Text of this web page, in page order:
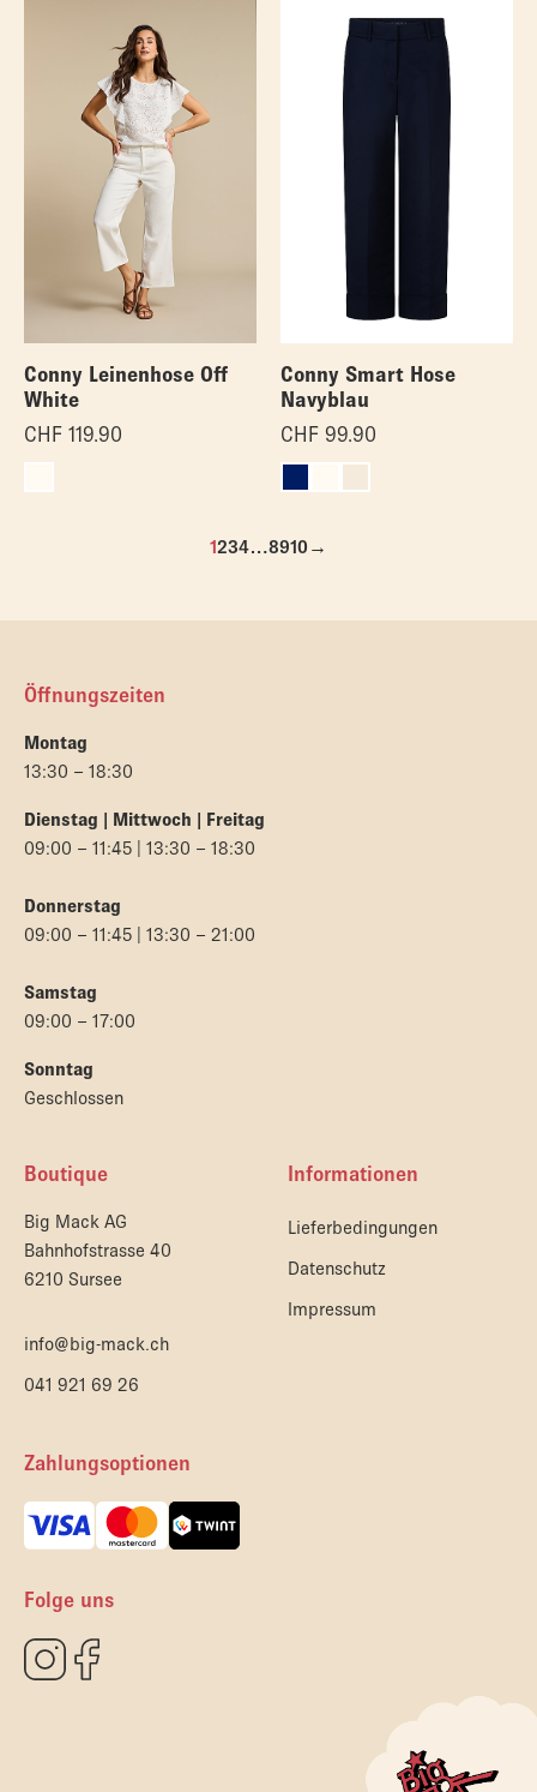
Conny Leinenhose Off
White
CHF 119.90
Conny Smart Hose
Navyblau
CHF 99.90
1234…8910 →
Öffnungszeiten
Montag
13:30 – 18:30
Dienstag | Mittwoch | Freitag
09:00 – 11:45 | 13:30 – 18:30
Donnerstag
09:00 – 11:45 | 13:30 – 21:00
Samstag
09:00 – 17:00
Sonntag
Geschlossen
Boutique
Big Mack AG
Bahnhofstrasse 40
6210 Sursee
info@big-mack.ch
041 921 69 26
Informationen
Lieferbedingungen
Datenschutz
Impressum
Zahlungsoptionen
Folge uns